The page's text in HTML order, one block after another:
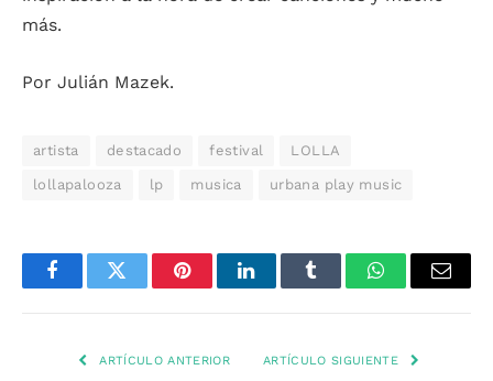
más.
Por Julián Mazek.
artista destacado festival LOLLA
lollapalooza lp musica urbana play music
FacebookTwitter PinterestLinkedInTumblr WhatsAppEmail
ARTÍCULO ANTERIOR ARTÍCULO SIGUIENTE